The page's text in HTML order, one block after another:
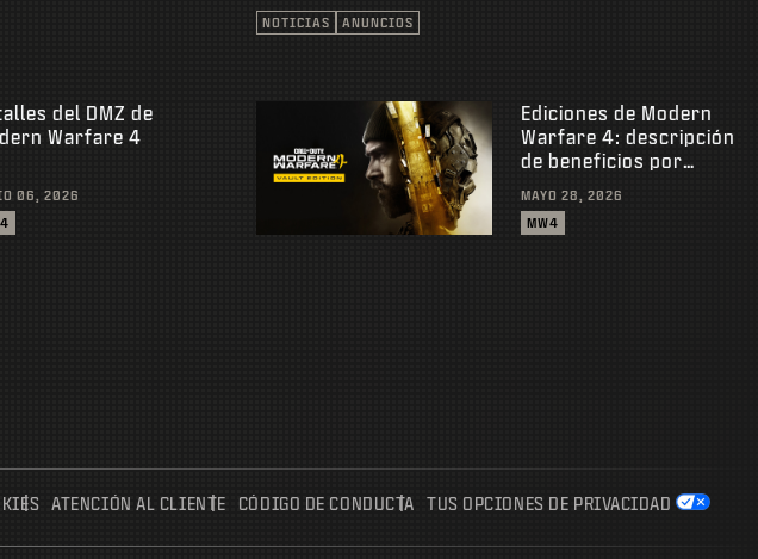
NOTICIAS ANUNCIOS
del DMZ de
Warfare 4
06, 2026
Ediciones de Modern
Warfare 4: descripción
de beneficios por
MAYO 28, 2026
MW4
ATENCIÓN AL CLIENTE CÓDIGO DE CONDUCTA TUS OPCIONES DE PRIVACIDAD